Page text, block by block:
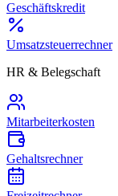
Geschäftskredit
Umsatzsteuerrechner
HR & Belegschaft
Mitarbeiterkosten
Gehaltsrechner